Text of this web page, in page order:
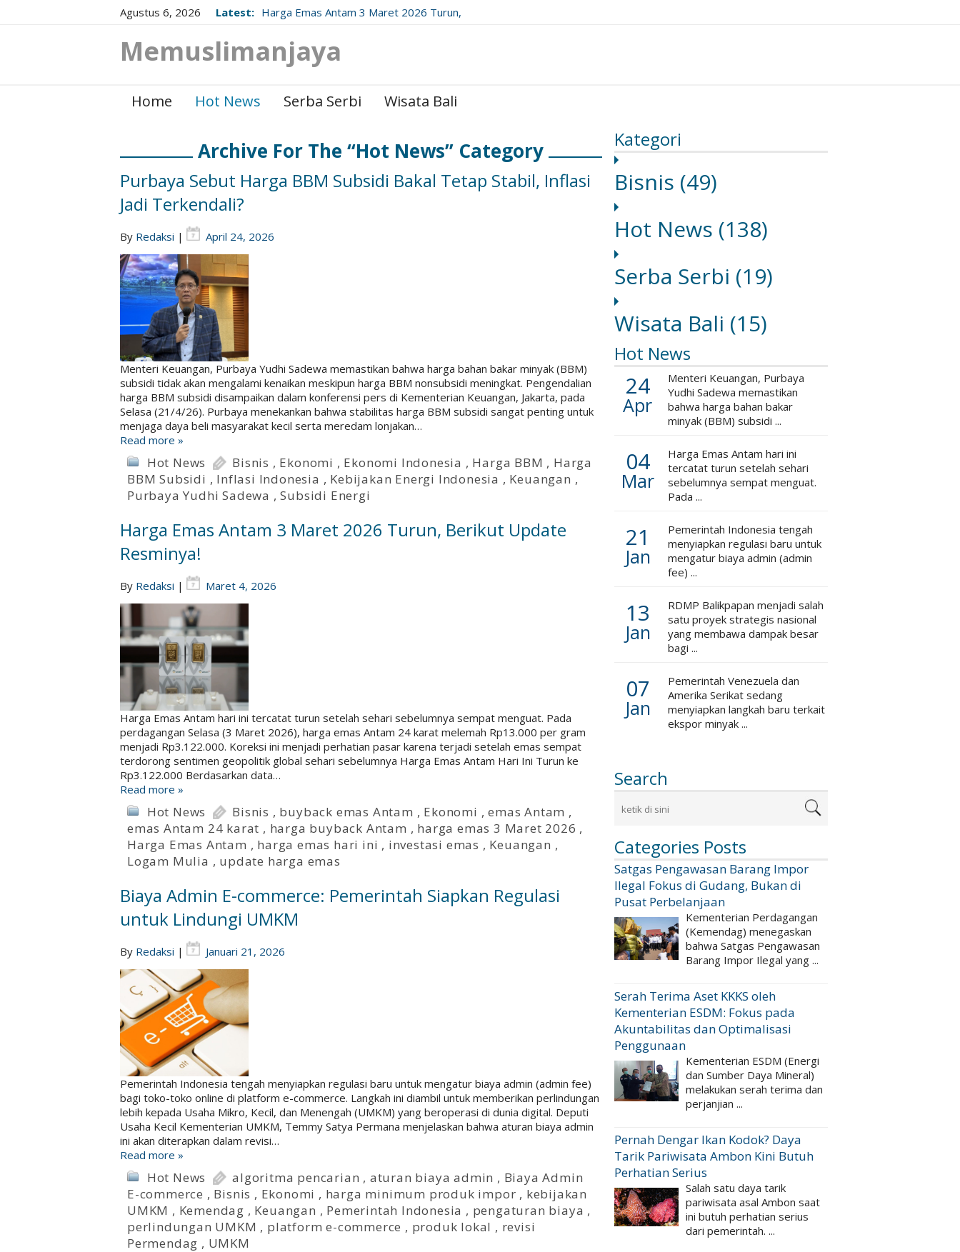
Agustus 6, 2026 Latest: Harga Emas Antam 3 Maret 2026 Turun,
Memuslimanjaya
Home Hot News Serba Serbi Wisata Bali
Kategori
Bisnis (49)
Hot News (138)
Serba Serbi (19)
Wisata Bali (15)
Hot News
24
Apr
Menteri Keuangan, Purbaya
Yudhi Sadewa memastikan
bahwa harga bahan bakar
minyak (BBM) subsidi ...
04
Mar
Harga Emas Antam hari ini
tercatat turun setelah sehari
sebelumnya sempat menguat.
Pada ...
21
Jan
Pemerintah Indonesia tengah
menyiapkan regulasi baru untuk
mengatur biaya admin (admin
fee) ...
13
Jan
RDMP Balikpapan menjadi salah
satu proyek strategis nasional
yang membawa dampak besar
bagi ...
07
Jan
Pemerintah Venezuela dan
Amerika Serikat sedang
menyiapkan langkah baru terkait
ekspor minyak ...
Search
Categories Posts
Satgas Pengawasan Barang Impor
Ilegal Fokus di Gudang, Bukan di
Pusat Perbelanjaan
Kementerian Perdagangan
(Kemendag) menegaskan
bahwa Satgas Pengawasan
Barang Impor Ilegal yang ...
Serah Terima Aset KKKS oleh
Kementerian ESDM: Fokus pada
Akuntabilitas dan Optimalisasi
Penggunaan
Kementerian ESDM (Energi
dan Sumber Daya Mineral)
melakukan serah terima dan
perjanjian ...
Pernah Dengar Ikan Kodok? Daya
Tarik Pariwisata Ambon Kini Butuh
Perhatian Serius
Salah satu daya tarik
pariwisata asal Ambon saat
ini butuh perhatian serius
dari pemerintah. ...
Archive For The “Hot News” Category
Purbaya Sebut Harga BBM Subsidi Bakal Tetap Stabil, Inflasi
Jadi Terkendali?
By Redaksi | April 24, 2026
Menteri Keuangan, Purbaya Yudhi Sadewa memastikan bahwa harga bahan bakar minyak (BBM)
subsidi tidak akan mengalami kenaikan meskipun harga BBM nonsubsidi meningkat. Pengendalian
harga BBM subsidi disampaikan dalam konferensi pers di Kementerian Keuangan, Jakarta, pada
Selasa (21/4/26). Purbaya menekankan bahwa stabilitas harga BBM subsidi sangat penting untuk
menjaga daya beli masyarakat kecil serta meredam lonjakan…
Read more »
Hot News Bisnis , Ekonomi , Ekonomi Indonesia , Harga BBM , Harga
BBM Subsidi , Inflasi Indonesia , Kebijakan Energi Indonesia , Keuangan ,
Purbaya Yudhi Sadewa ,Subsidi Energi
Harga Emas Antam 3 Maret 2026 Turun, Berikut Update
Resminya!
By Redaksi | Maret 4, 2026
Harga Emas Antam hari ini tercatat turun setelah sehari sebelumnya sempat menguat. Pada
perdagangan Selasa (3 Maret 2026), harga emas Antam 24 karat melemah Rp13.000 per gram
menjadi Rp3.122.000. Koreksi ini menjadi perhatian pasar karena terjadi setelah emas sempat
terdorong sentimen geopolitik global sehari sebelumnya Harga Emas Antam Hari Ini Turun ke
Rp3.122.000 Berdasarkan data…
Read more »
Hot News Bisnis , buyback emas Antam , Ekonomi ,emas Antam ,
emas Antam 24 karat , harga buyback Antam , harga emas 3 Maret 2026 ,
Harga Emas Antam , harga emas hari ini , investasi emas , Keuangan ,
Logam Mulia , update harga emas
Biaya Admin E-commerce: Pemerintah Siapkan Regulasi
untuk Lindungi UMKM
By Redaksi | Januari 21, 2026
Pemerintah Indonesia tengah menyiapkan regulasi baru untuk mengatur biaya admin (admin fee)
bagi toko-toko online di platform e-commerce. Langkah ini diambil untuk memberikan perlindungan
lebih kepada Usaha Mikro, Kecil, dan Menengah (UMKM) yang beroperasi di dunia digital. Deputi
Usaha Kecil Kementerian UMKM, Temmy Satya Permana menjelaskan bahwa aturan biaya admin
ini akan diterapkan dalam revisi…
Read more »
Hot News algoritma pencarian , aturan biaya admin , Biaya Admin
E-commerce , Bisnis , Ekonomi , harga minimum produk impor , kebijakan
UMKM , Kemendag , Keuangan , Pemerintah Indonesia , pengaturan biaya ,
perlindungan UMKM , platform e-commerce , produk lokal , revisi
Permendag , UMKM